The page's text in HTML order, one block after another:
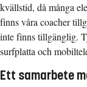
kvällstid, då många
finns våra coacher
inte finns tillgänglig.
surfplatta och
Ett samarbete